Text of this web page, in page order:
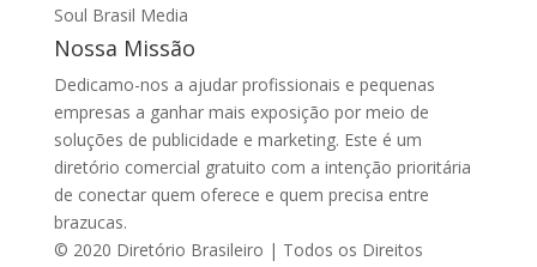
Soul Brasil Media
Nossa Missão
Dedicamo-nos a ajudar profissionais e pequenas
empresas a ganhar mais exposição por meio de
soluções de publicidade e marketing. Este é um
diretório comercial gratuito com a intenção prioritária
de conectar quem oferece e quem precisa entre
brazucas.
© 2020 Diretório Brasileiro | Todos os Direitos